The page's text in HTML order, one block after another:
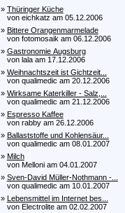
» Thüringer Küche
von eichkatz am 05.12.2006
» Bittere Orangenmarmelade
von fotomosaik am 06.12.2006
» Gastronomie Augsburg
von lala am 17.12.2006
» Weihnachtszeit ist Gichtzeit...
von qualimedic am 20.12.2006
» Wirksame Katerkiller - Salz,...
von qualimedic am 21.12.2006
» Espresso Kaffee
von rabby am 26.12.2006
» Ballaststoffe und Kohlensäur...
von qualimedic am 08.01.2007
» Milch
von Melloni am 04.01.2007
» Sven-David Müller-Nothmann -...
von qualimedic am 10.01.2007
» Lebensmittel im Internet bes...
von Electrolite am 02.02.2007